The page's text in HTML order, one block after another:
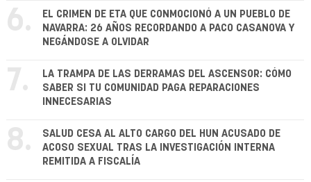
6.
EL CRIMEN DE ETA QUE CONMOCIONÓ A UN PUEBLO DE
NAVARRA: 26 AÑOS RECORDANDO A PACO CASANOVA Y
NEGÁNDOSE A OLVIDAR
7.
LA TRAMPA DE LAS DERRAMAS DEL ASCENSOR: CÓMO
SABER SI TU COMUNIDAD PAGA REPARACIONES
INNECESARIAS
8.
SALUD CESA AL ALTO CARGO DEL HUN ACUSADO DE
ACOSO SEXUAL TRAS LA INVESTIGACIÓN INTERNA
REMITIDA A FISCALÍA